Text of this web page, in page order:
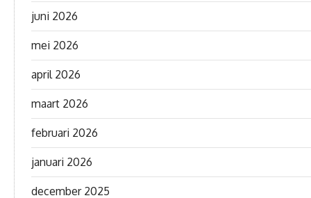
juni 2026
mei 2026
april 2026
maart 2026
februari 2026
januari 2026
december 2025